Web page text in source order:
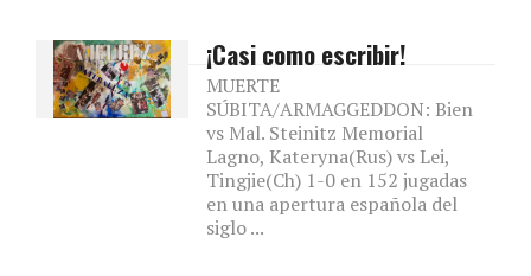
¡Casi como escribir!
MUERTE
SÚBITA/ARMAGGEDDON: Bien
vs Mal. Steinitz Memorial
Lagno, Kateryna(Rus) vs Lei,
Tingjie(Ch) 1-0 en 152 jugadas
en una apertura española del
siglo ...